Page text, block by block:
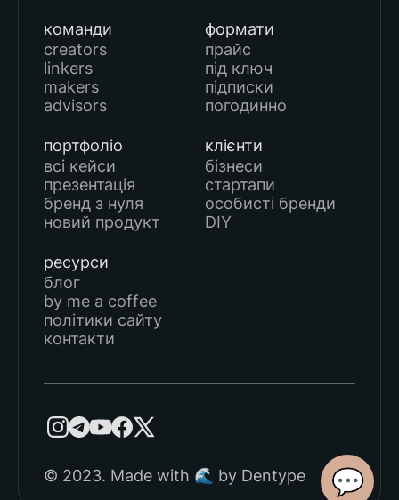
команди
creators
linkers
makers
advisors
формати
прайс
під ключ
підписки
погодинно
портфоліо
всі кейси
презентація
бренд з нуля
новий продукт
клієнти
бізнеси
стартапи
особисті бренди
DIY
ресурси
блог
by me a coffee
політики сайту
контакти
© 2023. Made with 🌊 by Dentype 💬